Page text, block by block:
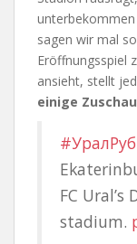
sagen wir mal
Eröffnungsspiel
ansieht, stellt
einige
FC
stadium.